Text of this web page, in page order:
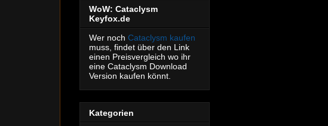
WoW: Cataclysm
Keyfox.de
Wer noch Cataclysm kaufen
muss, findet über den Link
einen Preisvergleich wo ihr
eine Cataclysm Download
Version kaufen könnt.
Kategorien